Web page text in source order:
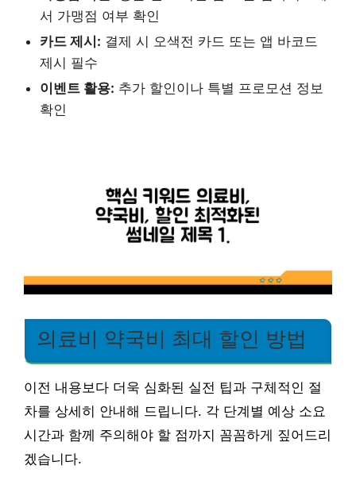
서 가맹점 여부 확인
카드 제시: 결제 시 오색전 카드 또는 앱 바코드
제시 필수
이벤트 활용: 추가 할인이나 특별 프로모션 정보
확인
의료비 약국비 최대 할인 방법
이전 내용보다 더욱 심화된 실전 팁과 구체적인 절
차를 상세히 안내해 드립니다. 각 단계별 예상 소요
시간과 함께 주의해야 할 점까지 꼼꼼하게 짚어드리
겠습니다.